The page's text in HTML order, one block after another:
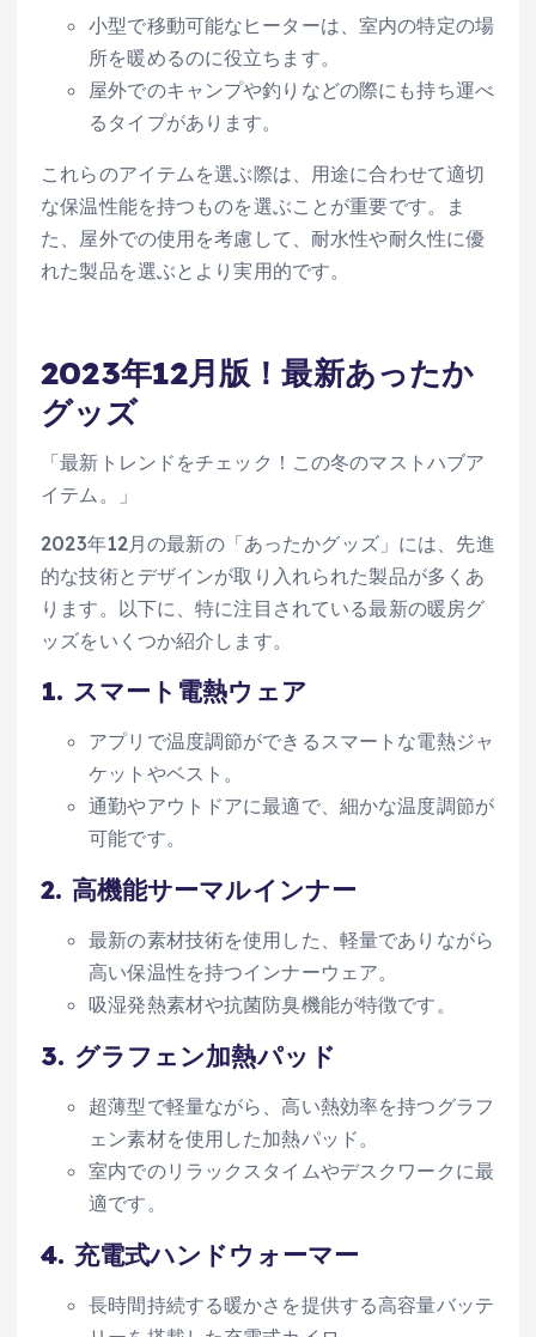
小型で移動可能なヒーターは、室内の特定の場
所を暖めるのに役立ちます。
屋外でのキャンプや釣りなどの際にも持ち運べ
るタイプがあります。
これらのアイテムを選ぶ際は、用途に合わせて適切
な保温性能を持つものを選ぶことが重要です。ま
た、屋外での使用を考慮して、耐水性や耐久性に優
れた製品を選ぶとより実用的です。
2023年12月版！最新あったか
グッズ
「最新トレンドをチェック！この冬のマストハブア
イテム。」
2023年12月の最新の「あったかグッズ」には、先進
的な技術とデザインが取り入れられた製品が多くあ
ります。以下に、特に注目されている最新の暖房グ
ッズをいくつか紹介します。
1. スマート電熱ウェア
アプリで温度調節ができるスマートな電熱ジャ
ケットやベスト。
通勤やアウトドアに最適で、細かな温度調節が
可能です。
2. 高機能サーマルインナー
最新の素材技術を使用した、軽量でありながら
高い保温性を持つインナーウェア。
吸湿発熱素材や抗菌防臭機能が特徴です。
3. グラフェン加熱パッド
超薄型で軽量ながら、高い熱効率を持つグラフ
ェン素材を使用した加熱パッド。
室内でのリラックスタイムやデスクワークに最
適です。
4. 充電式ハンドウォーマー
長時間持続する暖かさを提供する高容量バッテ